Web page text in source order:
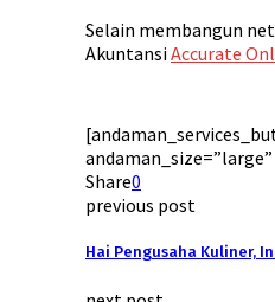
Selain membangun
AkuntansiAccurate
Share0
previous post
Hai Pengusaha Kuliner,